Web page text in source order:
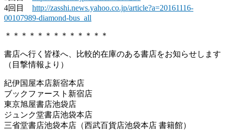
4回目 http://zasshi.news.yahoo.co.jp/article?a=20161116-
00107989-diamond-bus_all
＊＊＊＊＊＊＊＊＊＊＊＊＊
書店へ行く皆様へ、比較的在庫のある書店をお知らせします
（目撃情報より）
紀伊国屋本店新宿本店
ブックファースト新宿店
東京旭屋書店池袋店
ジュンク堂書店池袋本店
三省堂書店池袋本店（西武百貨店池袋本店 書籍館）